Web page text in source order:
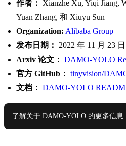
作者：
Xianzhe Xu, Yiqi Jiang,
Yuan Zhang, 和 Xiuyu Sun
Organization: Alibaba Group
发布日期：
2022 年 11 月 23 日
Arxiv 论文： DAMO-YOLO
官方 GitHub： tinyvision/
文档： DAMO-YOLO
了解关于 DAMO-YOLO 的更多信息